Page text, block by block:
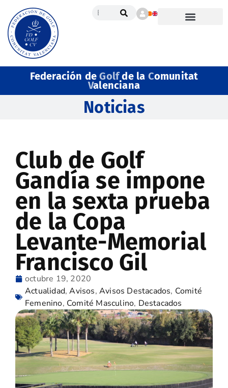
Federación deGolfde la Comunitat
Valenciana
Noticias
Club de Golf
Gandía se impone
en la sexta prueba
de la Copa
Levante-Memorial
Francisco Gil
octubre 19, 2020
Actualidad,Avisos,Avisos Destacados, Comité
Femenino, Comité Masculino, Destacados